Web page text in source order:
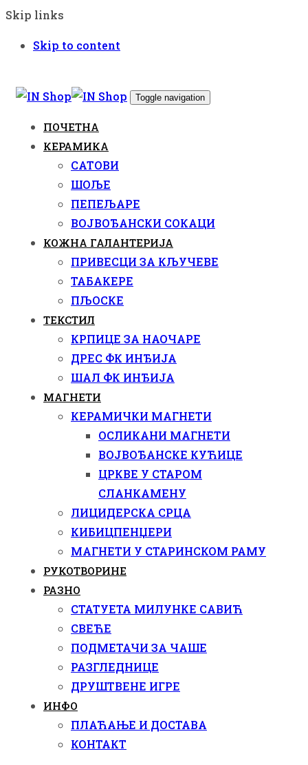
Skip links
Skip to content
Toggle navigation
ПОЧЕТНА
КЕРАМИКА
САТОВИ
ШОЉЕ
ПЕПЕЉАРЕ
ВОЈВОЂАНСКИ СОКАЦИ
КОЖНА ГАЛАНТЕРИЈА
ПРИВЕСЦИ ЗА КЉУЧЕВЕ
ТАБАКЕРЕ
ПЉОСКЕ
ТЕКСТИЛ
КРПИЦЕ ЗА НАОЧАРЕ
ДРЕС ФК ИНЂИЈА
ШАЛ ФК ИНЂИЈА
МАГНЕТИ
КЕРАМИЧКИ МАГНЕТИ
ОСЛИКАНИ МАГНЕТИ
ВОЈВОЂАНСКЕ КУЋИЦЕ
ЦРКВЕ У СТАРОМ
СЛАНКАМЕНУ
ЛИЦИДЕРСКА СРЦА
КИБИЦПЕНЏЕРИ
МАГНЕТИ У СТАРИНСКОМ РАМУ
РУКОТВОРИНЕ
РАЗНО
СТАТУЕТА МИЛУНКЕ САВИЋ
СВЕЋЕ
ПОДМЕТАЧИ ЗА ЧАШЕ
РАЗГЛЕДНИЦЕ
ДРУШТВЕНЕ ИГРЕ
ИНФО
ПЛАЋАЊЕ И ДОСТАВА
КОНТАКТ